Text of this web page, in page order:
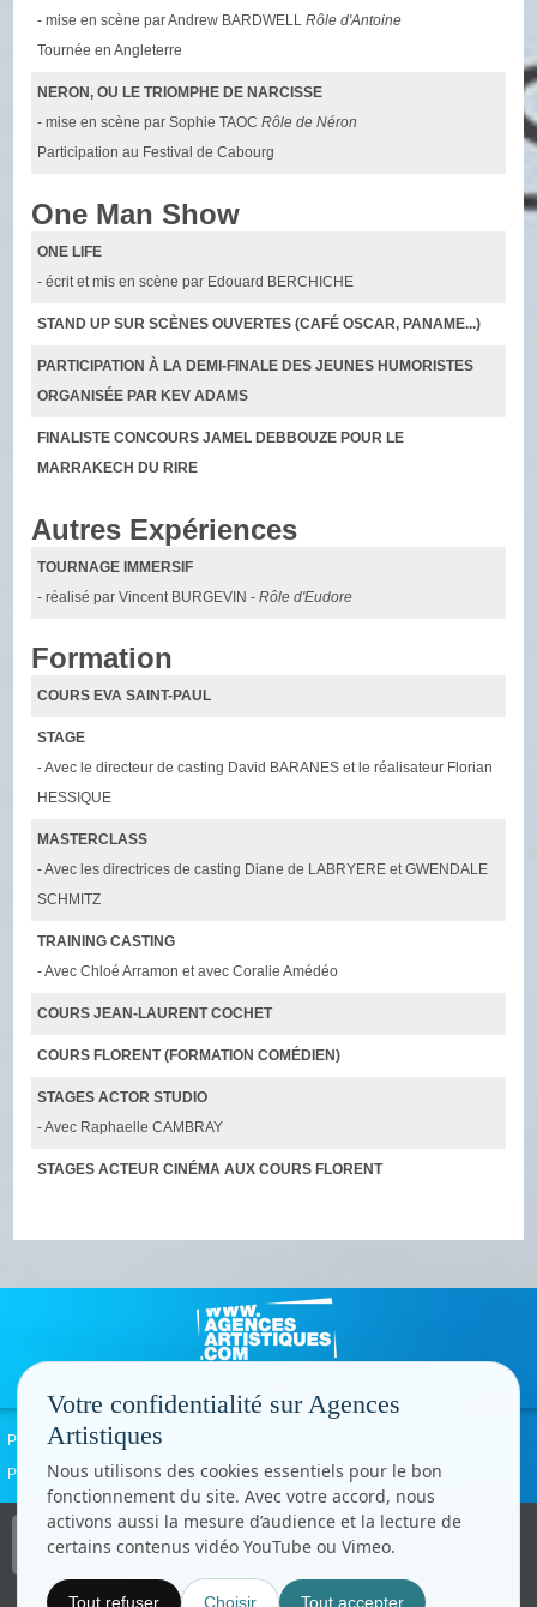
- mise en scène par Andrew BARDWELLRôle d'Antoine
Tournée en Angleterre
NERON, OU LE TRIOMPHE DE NARCISSE
- mise en scène par Sophie TAOCRôle de Néron
Participation au Festival de Cabourg
One Man Show
ONE LIFE
- écrit et mis en scène par Edouard BERCHICHE
STAND UP SUR SCÈNES OUVERTES (CAFÉ OSCAR, PANAME...)
PARTICIPATION À LA DEMI-FINALE DES JEUNES HUMORISTES
ORGANISÉE PAR KEV ADAMS
FINALISTE CONCOURS JAMEL DEBBOUZE POUR LE
MARRAKECH DU RIRE
Autres Expériences
TOURNAGE IMMERSIF
- réalisé par Vincent BURGEVIN -Rôle d'Eudore
Formation
COURS EVA SAINT-PAUL
STAGE
- Avec le directeur de casting David BARANES et le réalisateur Florian
HESSIQUE
MASTERCLASS
- Avec les directrices de casting Diane de LABRYERE et GWENDALE
SCHMITZ
TRAINING CASTING
- Avec Chloé Arramon et avec Coralie Amédéo
COURS JEAN-LAURENT COCHET
COURS FLORENT (FORMATION COMÉDIEN)
STAGES ACTOR STUDIO
- Avec Raphaelle CAMBRAY
STAGES ACTEUR CINÉMA AUX COURS FLORENT
Politique de confidentialité
Paramètres cookies
Copyright © CC.Comunication
Tous droits réservés
Votre confidentialité sur Agences
Artistiques
Nous utilisons des cookies essentiels pour le bon
fonctionnement du site. Avec votre accord, nous
activons aussi la mesure d’audience et la lecture de
certains contenus vidéo YouTube ou Vimeo.
Tout refuser Choisir Tout accepter